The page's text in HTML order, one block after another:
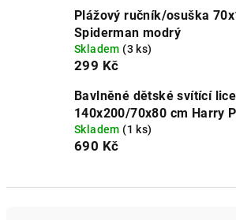
Plážový ručník/osuška
Spiderman modrý
Skladem (3 ks)
299 Kč
Bavlněné dětské svítící
140x200/70x80 cm Harry
Skladem (1 ks)
690 Kč